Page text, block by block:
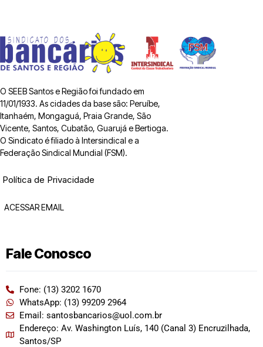
O SEEB Santos e Região foi fundado em
11/01/1933. As cidades da base são: Peruíbe,
Itanhaém, Mongaguá, Praia Grande, São
Vicente, Santos, Cubatão, Guarujá e Bertioga.
O Sindicato é filiado à Intersindical e a
Federação Sindical Mundial (FSM).
Política de Privacidade
ACESSAR EMAIL
Fale Conosco
Fone: (13) 3202 1670
WhatsApp: (13) 99209 2964
Email: santosbancarios@uol.com.br
Endereço: Av. Washington Luís, 140 (Canal 3) Encruzilhada,
Santos/SP